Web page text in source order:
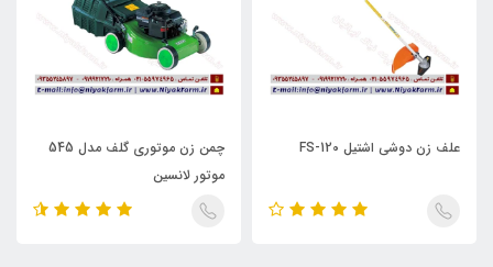
علف زن دوشی اشتیل FS-120
چمن زن موتوری گلف مدل 545
موتور لانسین